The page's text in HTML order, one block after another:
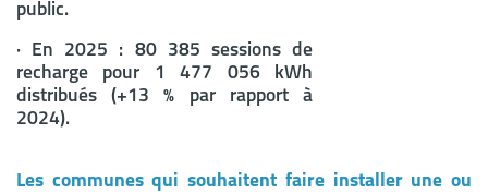
public.
· En 2025 : 80 385 sessions de
recharge pour 1 477 056 kWh
distribués (+13 % par rapport à
2024).
Les communes qui souhaitent faire installer une ou